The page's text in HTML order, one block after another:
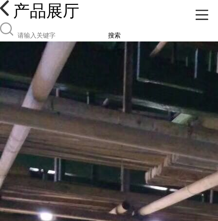
产品展厅
搜索